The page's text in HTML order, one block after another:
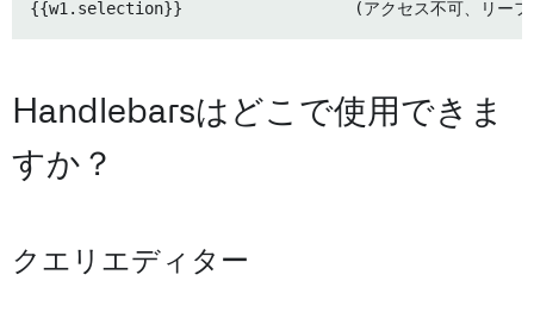
Handlebarsはどこで使用できま
すか？
クエリエディター